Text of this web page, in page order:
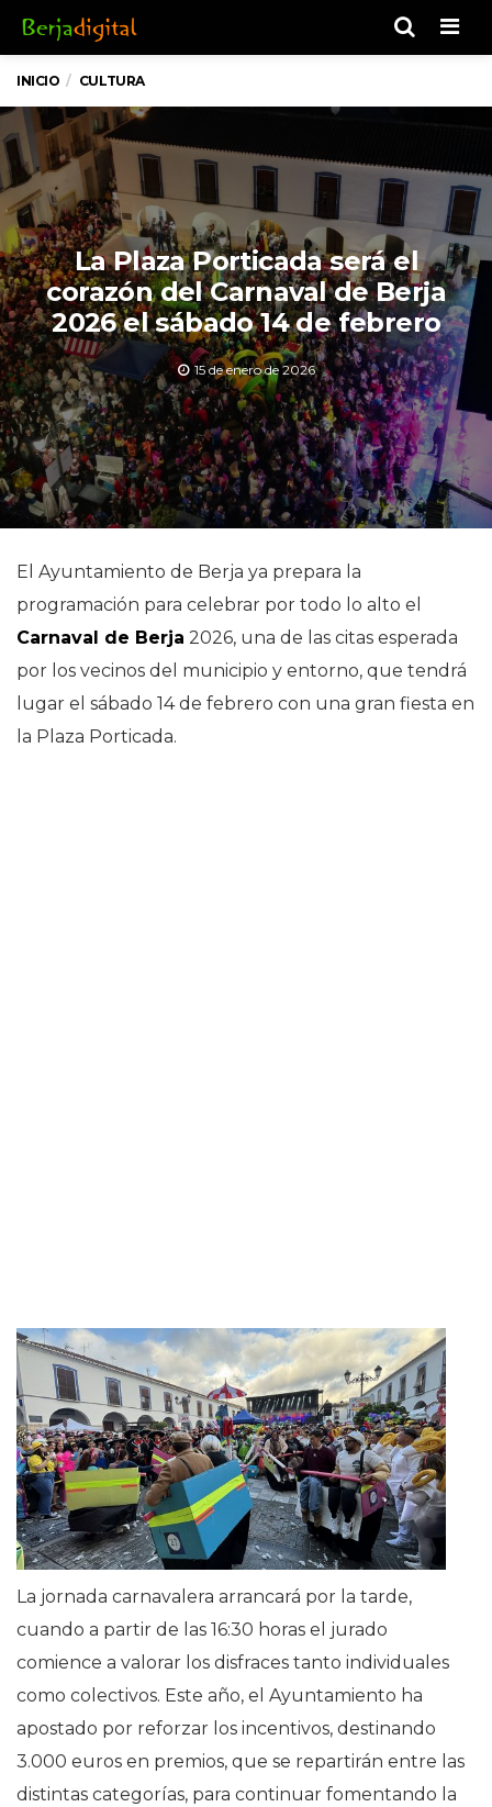
INICIO CULTURA
La Plaza Porticada será el
corazón del Carnaval de Berja
2026 el sábado 14 de febrero
15 de enero de 2026
El Ayuntamiento de Berja ya prepara la
programación para celebrar por todo lo alto el
Carnaval de Berja 2026, una de las citas esperada
por los vecinos del municipio y entorno, que tendrá
lugar el sábado 14 de febrero con una gran fiesta en
la Plaza Porticada.
La jornada carnavalera arrancará por la tarde,
cuando a partir de las 16:30 horas el jurado
comience a valorar los disfraces tanto individuales
como colectivos. Este año, el Ayuntamiento ha
apostado por reforzar los incentivos, destinando
3.000 euros en premios, que se repartirán entre las
distintas categorías, para continuar fomentando la